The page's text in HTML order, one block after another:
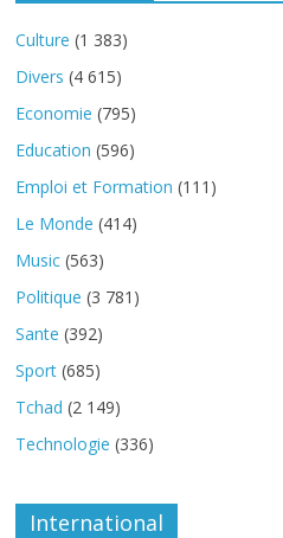
Culture (1 383)
Divers (4 615)
Economie (795)
Education (596)
Emploi et Formation (111)
Le Monde (414)
Music (563)
Politique (3 781)
Sante (392)
Sport (685)
Tchad (2 149)
Technologie (336)
International